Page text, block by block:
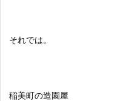
それでは。
稲美町の造園屋